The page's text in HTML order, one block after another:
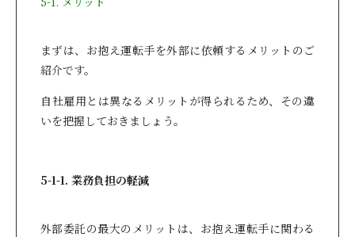
まずは、お抱え運転手を外部に依頼するメリットのご
紹介です。
自社雇用とは異なるメリットが得られるため、その違
いを把握しておきましょう。
5-1-1. 業務負担の軽減
外部委託の最大のメリットは、お抱え運転手に関わる